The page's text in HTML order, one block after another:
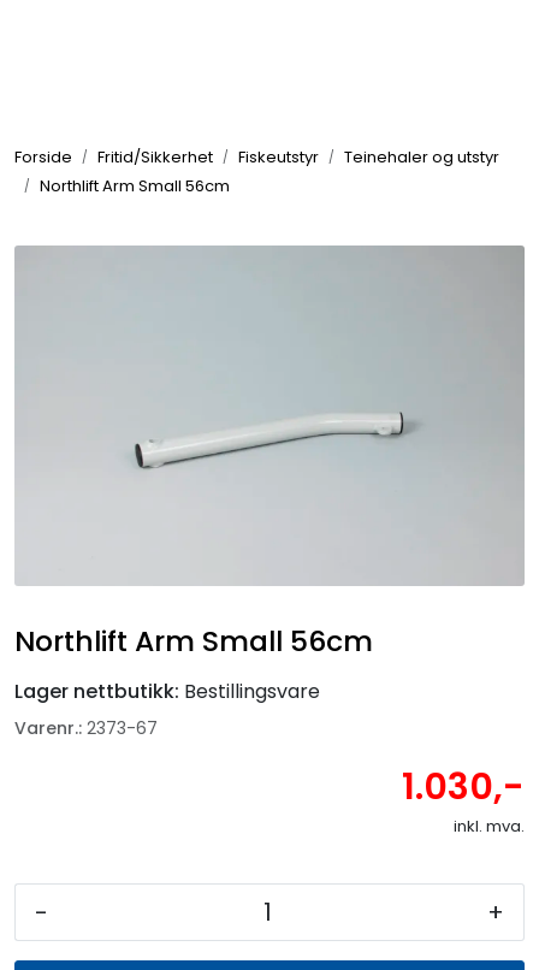
Forside Fritid/Sikkerhet Fiskeutstyr
Teinehaler og utstyr
Northlift Arm Small 56cm
Northlift Arm Small 56cm
Lager nettbutikk: Bestillingsvare
Varenr.: 2373-67
1.030,-
inkl. mva.
- +
Elektrisk
Bygg/Innredning
Motor/Styring
Båtpleie/Opplag